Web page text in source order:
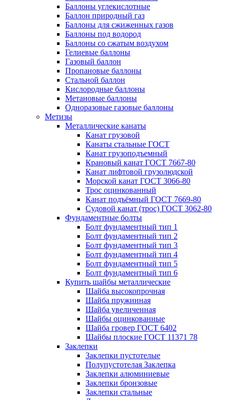
Баллоны углекислотные
Баллон природный газ
Баллоны для сжиженных газов
Баллоны под водород
Баллоны со сжатым воздухом
Гелиевые баллоны
Газовый баллон
Пропановые баллоны
Стальной баллон
Кислородные баллоны
Метановые баллоны
Одноразовые газовые баллоны
Метизы
Металлические канаты
Канат грузовой
Канаты стальные ГОСТ
Канат грузоподъемный
Крановый канат ГОСТ 7667-80
Канат лифтовой грузолюдской
Морской канат ГОСТ 3066-80
Трос оцинкованный
Канат подъёмный ГОСТ 7669-80
Судовой канат (трос) ГОСТ 3062-80
Фундаментные болты
Болт фундаментный тип 1
Болт фундаментный тип 2
Болт фундаментный тип 3
Болт фундаментный тип 4
Болт фундаментный тип 5
Болт фундаментный тип 6
Купить шайбы металлические
Шайба высокопрочная
Шайба пружинная
Шайба увеличенная
Шайбы оцинкованные
Шайба гровер ГОСТ 6402
Шайбы плоские ГОСТ 11371 78
Заклепки
Заклепки пустотелые
Полупустотелая Заклепка
Заклепки алюминиевые
Заклепки бронзовые
Заклепки стальные